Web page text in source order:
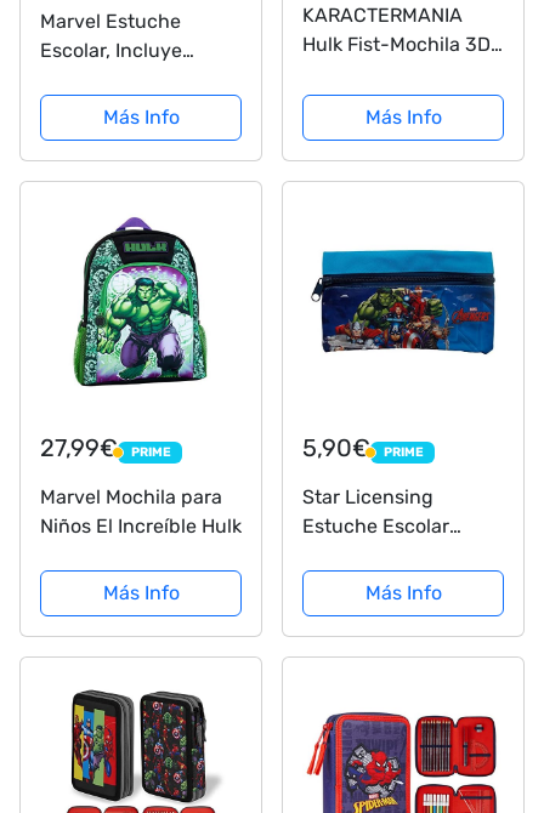
Marvel Estuche
Escolar, Incluye
Los Vengadores,
Estuches Grandes
con Capitan America
Lapices y Rotuladores
de Colores
Más Info
KARACTERMANIA
Hulk Fist-Mochila 3D
Más Info
27,99€ PRIME
PRIME
Marvel Mochila para
Niños El Increíble Hulk
Más Info
5,90€ PRIME
PRIME
Star Licensing
Estuche Escolar
PORTAcolores 1
Marvel CM 20,5X11,5 -
44472/2
Más Info